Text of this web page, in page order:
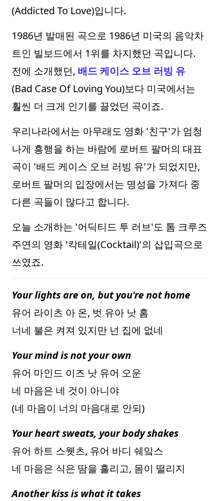
(Addicted To Love)입니다.
1986년 발매된 곡으로 1986년 미국의 음악차
트인 빌보드에서 1위를 차지했던 곡입니다.
전에 소개했던, 배드 케이스 오브 러빙 유
(Bad Case Of Loving You)보다 미국에서는
훨씬 더 크게 인기를 끌었던 곡이죠.
우리나라에서는 아무래도 영화 '친구'가 엄청
나게 흥행을 하는 바람에 로버트 팔머의 대표
곡이 '배드 케이스 오브 러빙 유'가 되었지만,
로버트 팔머의 입장에서는 명성을 가져다 중
다른 곡들이 많다고 합니다.
오늘 소개하는 '어딕티드 투 러브'도 톰 크루즈
주연의 영화 '칵테일(Cocktail)'의 삽입곡으로
쓰였죠.
Your lights are on, but you're not home
유어 라이츠 아 온, 벗 유아 낫 홈
너네 불은 켜져 있지만 넌 집에 없네
Your mind is not your own
유어 마인드 이즈 낫 유어 오운
네 마음은 네 것이 아니야
(네 마음이 너의 마음대로 안되)
Your heart sweats, your body shakes
유어 하트 스웻츠, 유어 바디 쉐잌스
네 마음은 식은 땀을 흘리고, 몸이 떨리지
Another kiss is what it takes